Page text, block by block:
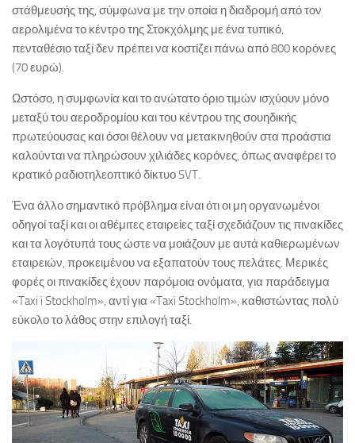
στάθμευσής της, σύμφωνα με την οποία η διαδρομή από τον
αερολιμένα το κέντρο της Στοκχόλμης με ένα τυπικό,
πενταθέσιο ταξί δεν πρέπει να κοστίζει πάνω από 800 κορόνες
(70 ευρώ).
Ωστόσο, η συμφωνία και το ανώτατο όριο τιμών ισχύουν μόνο
μεταξύ του αεροδρομίου και του κέντρου της σουηδικής
πρωτεύουσας και όσοι θέλουν να μετακινηθούν στα προάστια
καλούνται να πληρώσουν χιλιάδες κορόνες, όπως αναφέρει το
κρατικό ραδιοτηλεοπτικό δίκτυο SVT.
Ένα άλλο σημαντικό πρόβλημα είναι ότι οι μη οργανωμένοι
οδηγοί ταξί και οι αθέμιτες εταιρείες ταξί σχεδιάζουν τις πινακίδες
και τα λογότυπά τους ώστε να μοιάζουν με αυτά καθιερωμένων
εταιρειών, προκειμένου να εξαπατούν τους πελάτες. Μερικές
φορές οι πινακίδες έχουν παρόμοια ονόματα, για παράδειγμα
«Taxi i Stockholm», αντί για «Taxi Stockholm», καθιστώντας πολύ
εύκολο το λάθος στην επιλογή ταξί.